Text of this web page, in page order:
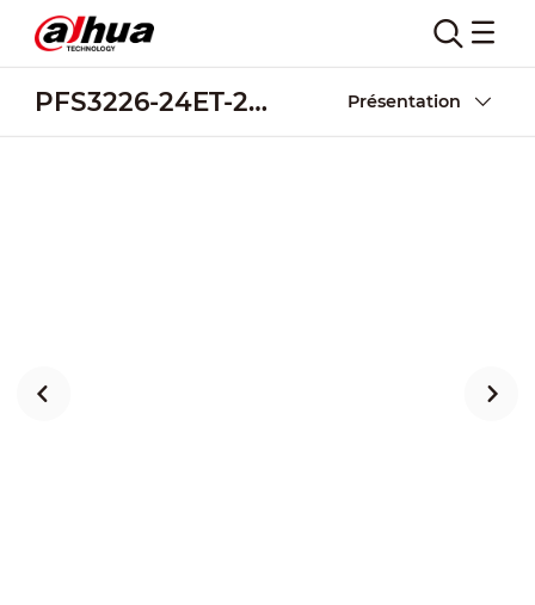
PFS3226-24ET-240 Présentation